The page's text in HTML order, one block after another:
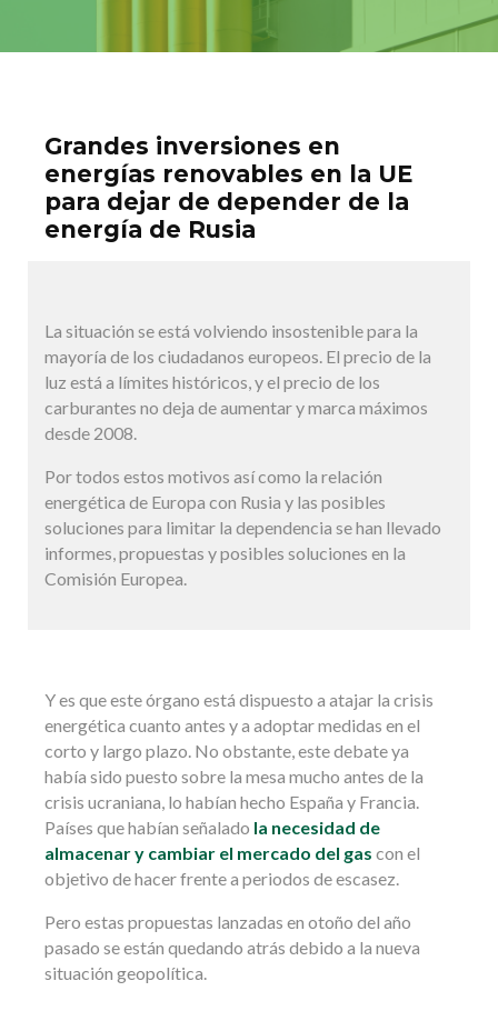
Grandes inversiones en
energías renovables en la UE
para dejar de depender de la
energía de Rusia
La situación se está volviendo insostenible para la
mayoría de los ciudadanos europeos. El precio de la
luz está a límites históricos, y el precio de los
carburantes no deja de aumentar y marca máximos
desde 2008.
Por todos estos motivos así como la relación
energética de Europa con Rusia y las posibles
soluciones para limitar la dependencia se han llevado
informes, propuestas y posibles soluciones en la
Comisión Europea.
Y es que este órgano está dispuesto a atajar la crisis
energética cuanto antes y a adoptar medidas en el
corto y largo plazo. No obstante, este debate ya
había sido puesto sobre la mesa mucho antes de la
crisis ucraniana, lo habían hecho España y Francia.
Países que habían señalado la necesidad de
almacenar y cambiar el mercado del gas con el
objetivo de hacer frente a periodos de escasez.
Pero estas propuestas lanzadas en otoño del año
pasado se están quedando atrás debido a la nueva
situación geopolítica.